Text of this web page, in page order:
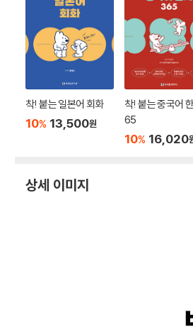
착! 붙는 일본어 회화
10% 13,500원
착! 붙는 중국어
65
10% 16,020
상세 이미지